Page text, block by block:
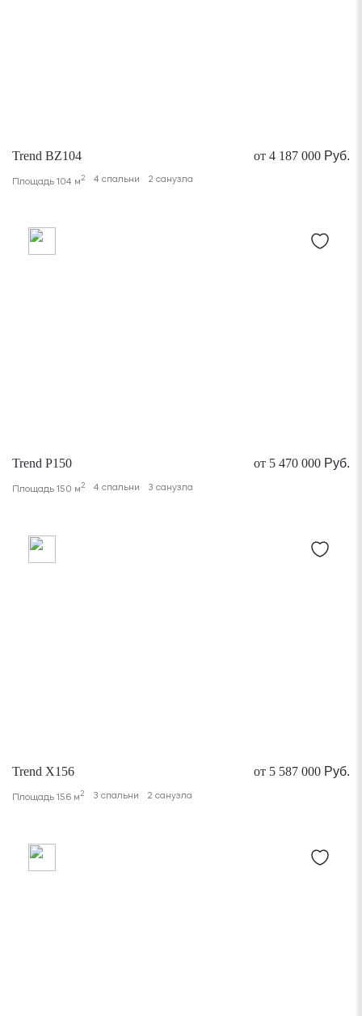
Trend BZ104 от 4 187 000 Руб.
Площадь 104 м2 4 спальни 2 санузла
Trend P150 от 5 470 000 Руб.
Площадь 150 м2 4 спальни 3 санузла
Trend X156 от 5 587 000 Руб.
Площадь 156 м2 3 спальни 2 санузла